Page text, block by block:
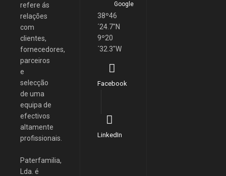
refere ás
relações
com
clientes,
fornecedores,
parceiros
e
selecção
de uma
equipa de
efectivos
altamente
profissionais.
Paterfamilia,
Lda. é
Google
38º46
´24.7"N
9º20
´32.3"W
Facebook
LinkedIn